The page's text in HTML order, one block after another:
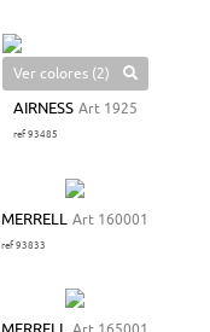
Ver colores (2)
AIRNESS Art 1925
ref 93485
MERRELL Art 160001
ref 93833